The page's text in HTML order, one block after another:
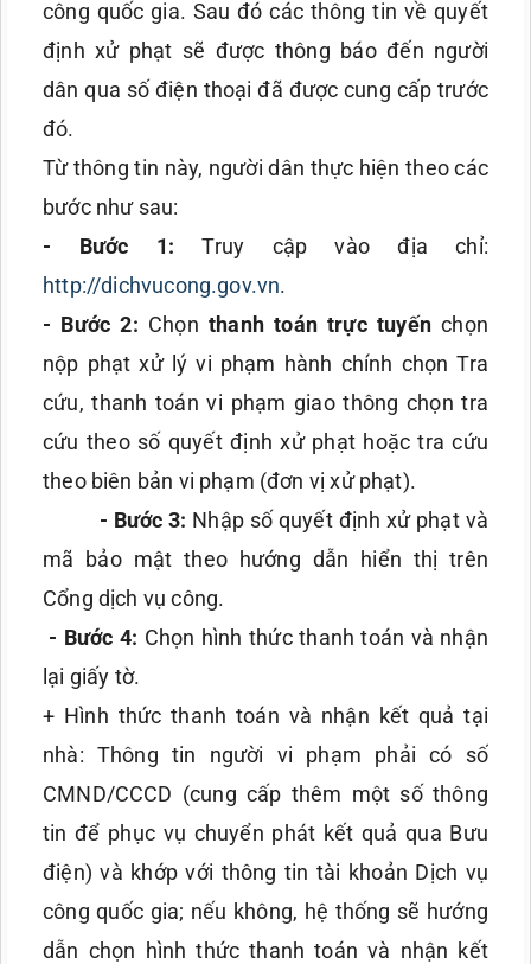
công quốc gia. Sau đó các thông tin về quyết
định xử phạt sẽ được thông báo đến người
dân qua số điện thoại đã được cung cấp trước
đó.
Từ thông tin này, người dân thực hiện theo các
bước như sau:
- Bước 1: Truy cập vào địa chỉ:
http://dichvucong.gov.vn.
- Bước 2: Chọn thanh toán trực tuyếnchọn
nộp phạt xử lý vi phạm hành chính chọn Tra
cứu, thanh toán vi phạm giao thông chọn tra
cứu theo số quyết định xử phạt hoặc tra cứu
theo biên bản vi phạm (đơn vị xử phạt).
- Bước 3: Nhập số quyết định xử phạt và
mã bảo mật theo hướng dẫn hiển thị trên
Cổng dịch vụ công.
- Bước 4: Chọn hình thức thanh toán và nhận
lại giấy tờ.
+ Hình thức thanh toán và nhận kết quả tại
nhà: Thông tin người vi phạm phải có số
CMND/CCCD (cung cấp thêm một số thông
tin để phục vụ chuyển phát kết quả qua Bưu
điện) và khớp với thông tin tài khoản Dịch vụ
công quốc gia; nếu không, hệ thống sẽ hướng
dẫn chọn hình thức thanh toán và nhận kết